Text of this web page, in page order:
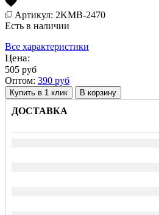
Артикул: 2KMB-2470
Есть в наличии
Все характеристики
Цена:
505 руб
Оптом: 390 руб
Купить в 1 клик
ДОСТАВКА